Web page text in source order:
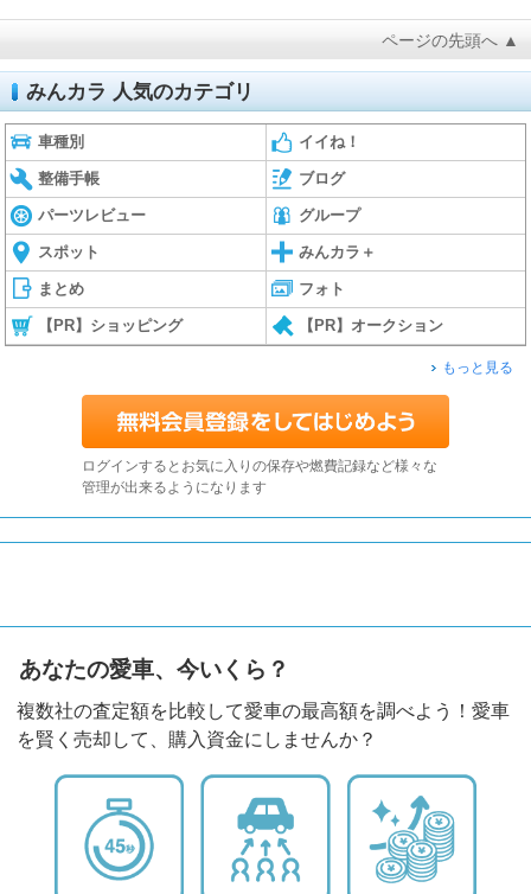
ページの先頭へ ▲
みんカラ 人気のカテゴリ
車種別 イイね！
整備手帳 ブログ
パーツレビュー グループ
スポット みんカラ＋
まとめ フォト
【PR】ショッピング 【PR】オークション
もっと見る
ログインするとお気に入りの保存や燃費記録など様々な
管理が出来るようになります
あなたの愛車、今いくら？
複数社の査定額を比較して愛車の最高額を調べよう！愛車
を賢く売却して、購入資金にしませんか？